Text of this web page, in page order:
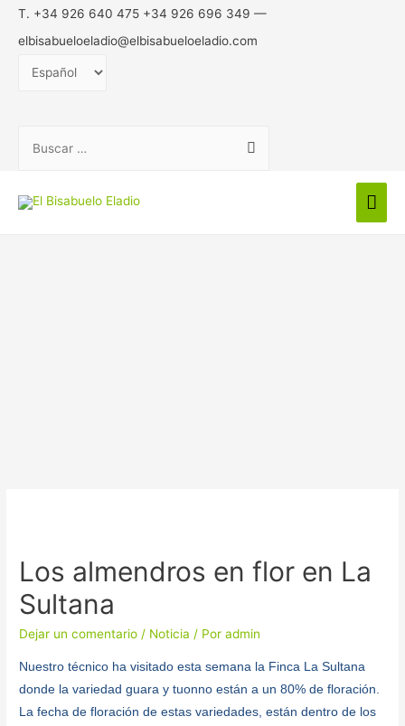
T. +34 926 640 475 +34 926 696 349 —
elbisabueloeladio@elbisabueloeladio.com
Elegir
Los almendros en flor en La
Sultana
Dejar un comentario / Noticia / Poradmin
Nuestro técnico ha visitado esta semana la Finca La Sultana
donde la variedad guara y tuonno están a un 80% de floración.
La fecha de floración de estas variedades, están dentro de los